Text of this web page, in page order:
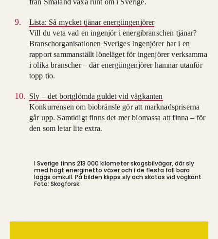
från Småland växa runt om i Sverige.
Lista: Så mycket tjänar energiingenjörer
Vill du veta vad en ingenjör i energibranschen tjänar?
Branschorganisationen Sveriges Ingenjörer har i en
rapport sammanställt löneläget för ingenjörer verksamma
i olika branscher – där energiingenjörer hamnar utanför
topp tio.
Sly – det bortglömda guldet vid vägkanten
Konkurrensen om biobränsle gör att marknadspriserna
går upp. Samtidigt finns det mer biomassa att finna – för
den som letar lite extra.
I Sverige finns 213 000 kilometer skogsbilvägar, där sly
med högt energinetto växer och i de flesta fall bara
läggs omkull. På bilden klipps sly och skotas vid vägkant.
Foto: Skogforsk